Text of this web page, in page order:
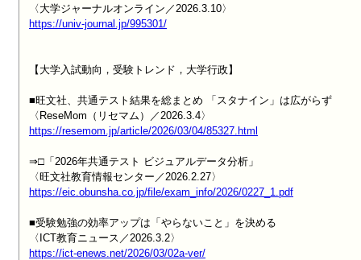
https://univ-journal.jp/995301/
【大学入試動向，受験トレンド，大学行政】
■旺文社、共通テスト結果を総まとめ 「スタナイン」は広がらず
https://resemom.jp/article/2026/03/04/85327.html
⇒□「2026年共通テスト ビジュアルデータ分析」
https://eic.obunsha.co.jp/file/exam_info/2026/0227_1.pdf
■受験勉強の効率アップは「やらないこと」を決める
https://ict-enews.net/2026/03/02a-ver/